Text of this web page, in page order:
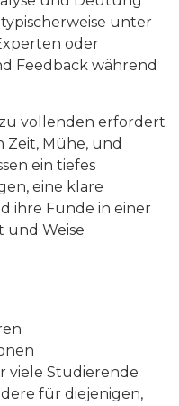
unter
oder
Feedback während
vollenden erfordert
Zeit, Mühe, und
ein tiefes
eine klare
ihre Funde in einer
und Weise
viele Studierende
für diejenigen,